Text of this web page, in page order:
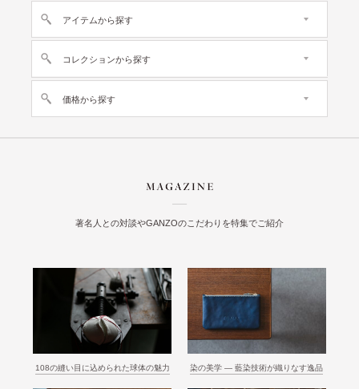
アイテムから探す
コレクションから探す
価格から探す
著名人との対談やGANZOのこだわりを特集でご紹介
108の縫い目に込められた球体の魅力 染の美学 ― 藍染技術が織りなす逸品